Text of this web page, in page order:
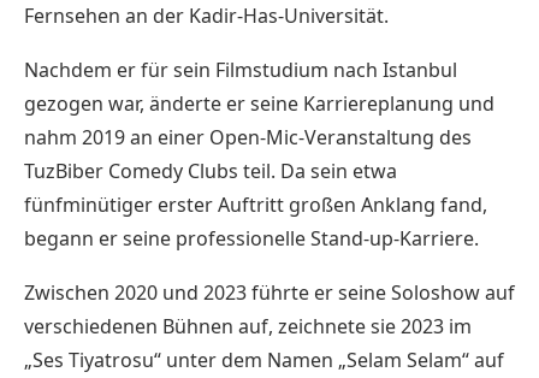
Fernsehen an der Kadir-Has-Universität.
Nachdem er für sein Filmstudium nach Istanbul
gezogen war, änderte er seine Karriereplanung und
nahm 2019 an einer Open-Mic-Veranstaltung des
TuzBiber Comedy Clubs teil. Da sein etwa
fünfminütiger erster Auftritt großen Anklang fand,
begann er seine professionelle Stand-up-Karriere.
Zwischen 2020 und 2023 führte er seine Soloshow auf
verschiedenen Bühnen auf, zeichnete sie 2023 im
„Ses Tiyatrosu“ unter dem Namen „Selam Selam“ auf